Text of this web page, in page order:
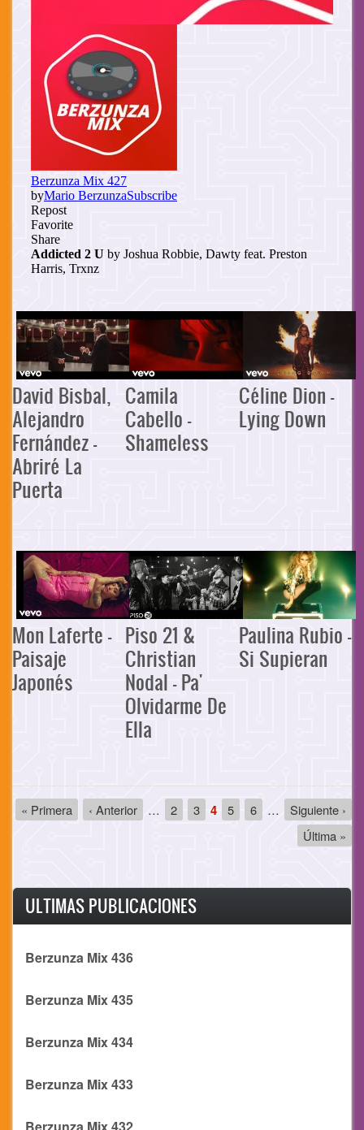
David Bisbal,
Alejandro
Fernández -
Abriré La
Puerta
Camila
Cabello -
Shameless
Céline Dion -
Lying Down
Mon Laferte -
Paisaje
Japonés
Piso 21 &
Christian
Nodal - Pa'
Olvidarme De
Ella
Paulina Rubio -
Si Supieran
Paginación
Primera
página
« Primera
Página
anterior
‹ Anterior … Página
2 Página
3
Página
actual
4 Página
5 Página
6 …
Siguiente
página
Siguiente ›
Última
página
Última »
ULTIMAS PUBLICACIONES
Berzunza Mix 436
Berzunza Mix 435
Berzunza Mix 434
Berzunza Mix 433
Berzunza Mix 432